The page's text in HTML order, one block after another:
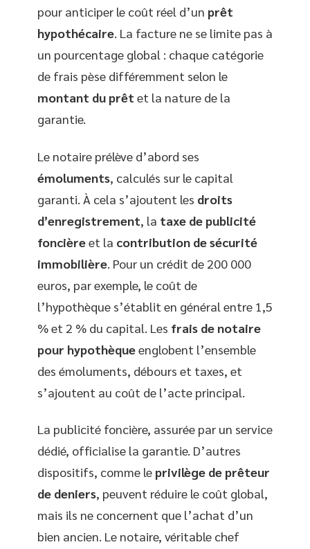
pour anticiper le coût réel d’un prêt
hypothécaire. La facture ne se limite pas à
un pourcentage global : chaque catégorie
de frais pèse différemment selon le
montant du prêt et la nature de la
garantie.
Le notaire prélève d’abord ses
émoluments, calculés sur le capital
garanti. À cela s’ajoutent les droits
d’enregistrement, la taxe de publicité
foncièreet la contribution de sécurité
immobilière . Pour un crédit de 200 000
euros, par exemple, le coût de
l’hypothèque s’établit en général entre 1,5
% et 2 % du capital. Les frais de notaire
pour hypothèqueenglobent l’ensemble
des émoluments, débours et taxes, et
s’ajoutent au coût de l’acte principal.
La publicité foncière, assurée par un service
dédié, officialise la garantie. D’autres
dispositifs, comme le privilège de prêteur
de deniers, peuvent réduire le coût global,
mais ils ne concernent que l’achat d’un
bien ancien. Le notaire, véritable chef